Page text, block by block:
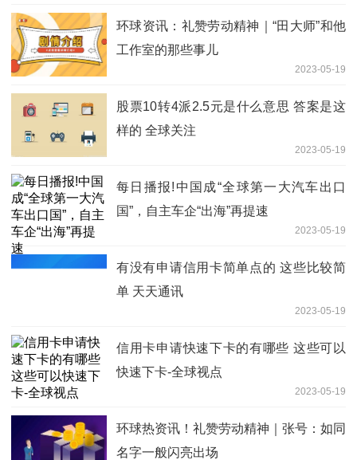
环球资讯：礼赞劳动精神｜“田大师”和他
工作室的那些事儿
2023-05-19
股票10转4派2.5元是什么意思 答案是这
样的 全球关注
2023-05-19
每日播报!中国成“全球第一大汽车出口
国”，自主车企“出海”再提速
2023-05-19
有没有申请信用卡简单点的 这些比较简
单 天天通讯
2023-05-19
信用卡申请快速下卡的有哪些 这些可以
快速下卡-全球视点
2023-05-19
环球热资讯！礼赞劳动精神｜张号：如同
名字一般闪亮出场